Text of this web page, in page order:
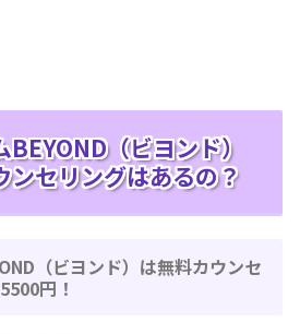
（ビヨンド）
ンセリングはあるの？
（ビヨンド）は無料カウンセ
円！